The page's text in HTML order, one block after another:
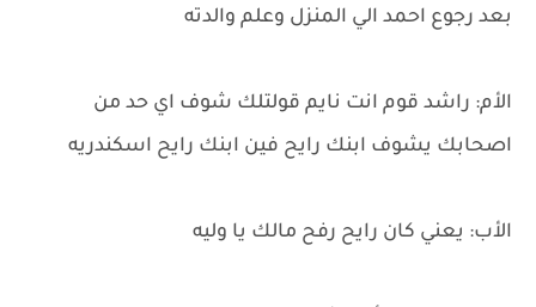
بعد رجوع احمد الي المنزل وعلم والدته
الأم: راشد قوم انت نايم قولتلك شوف اي حد من
اصحابك يشوف ابنك رايح فين ابنك رايح اسكندريه
الأب: يعني كان رايح رفح مالك يا وليه